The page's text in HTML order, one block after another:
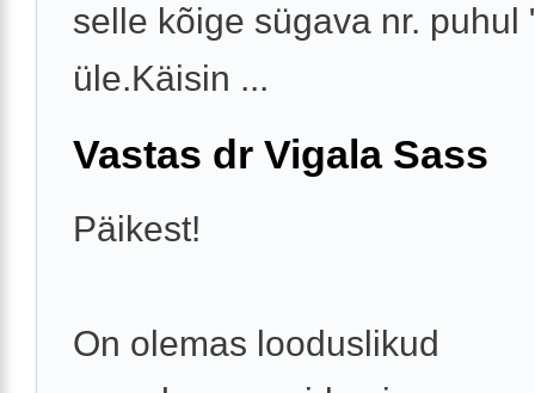
selle kõige sügava nr. puhul
üle.Käisin ...
Vastas dr Vigala Sass
Päikest!
On olemas looduslikud